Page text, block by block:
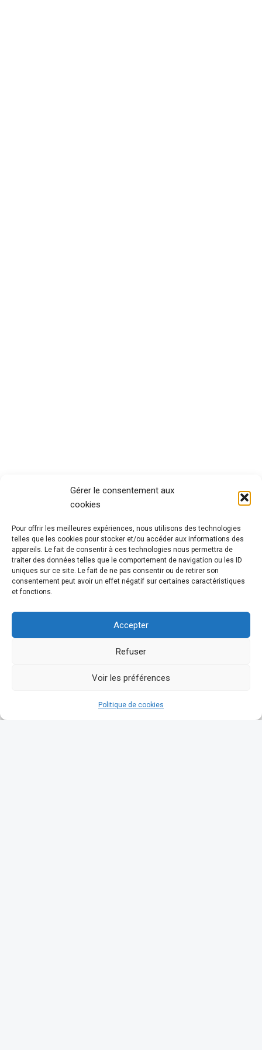
Gérer le consentement aux
cookies
Pour offrir les meilleures expériences, nous utilisons des technologies
telles que les cookies pour stocker et/ou accéder aux informations des
appareils. Le fait de consentir à ces technologies nous permettra de
traiter des données telles que le comportement de navigation ou les ID
uniques sur ce site. Le fait de ne pas consentir ou de retirer son
consentement peut avoir un effet négatif sur certaines caractéristiques
et fonctions.
Accepter
Refuser
Voir les préférences
Politique de cookies